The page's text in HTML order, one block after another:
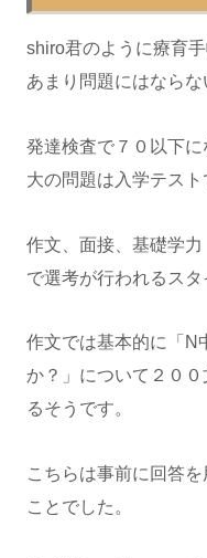
shiro君のように療育
あまり問題にはならな
発達検査で７０以下
大の問題は入学テスト
作文、面接、基礎学
で選考が行われるスタ
作文では基本的に「N
か？」について２０
るそうです。
こちらは事前に回答
ことでした。